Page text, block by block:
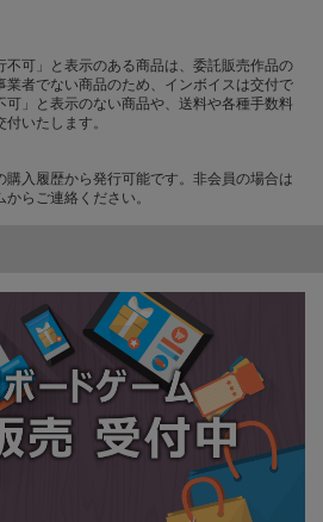
不可」と表示のある商品は、委託販売作品の
業者でない商品のため、インボイスは交付で
可」と表示のない商品や、送料や各種手数料
いたします。
購入履歴から発行可能です。非会員の場合は
らご連絡ください。